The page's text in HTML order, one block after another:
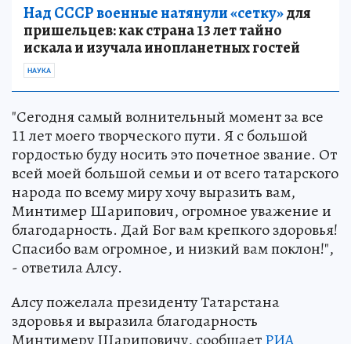
Над СССР военные натянули «сетку»для
пришельцев: как страна 13 лет тайно
искала и изучала инопланетных гостей
НАУКА
"Сегодня самый волнительный момент за все
11 лет моего творческого пути. Я с большой
гордостью буду носить это почетное звание. От
всей моей большой семьи и от всего татарского
народа по всему миру хочу выразить вам,
Минтимер Шарипович, огромное уважение и
благодарность. Дай Бог вам крепкого здоровья!
Спасибо вам огромное, и низкий вам поклон!",
- ответила Алсу.
Алсу пожелала президенту Татарстана
здоровья и выразила благодарность
Минтимеру Шариповичу, сообщаетРИА